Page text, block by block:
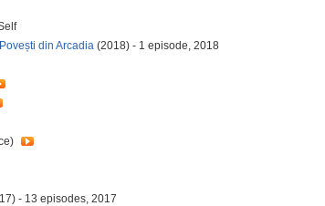
din Arcadia (2018) - 1 episode, 2018
- 13 episodes, 2017